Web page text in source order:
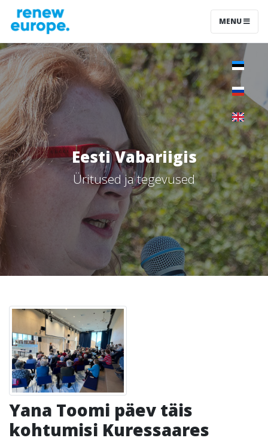
MENU
Eesti Vabariigis
Üritused ja tegevused
Yana Toomi päev täis
kohtumisi Kuressaares